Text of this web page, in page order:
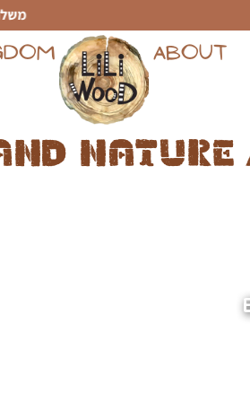
ABOUT
nature